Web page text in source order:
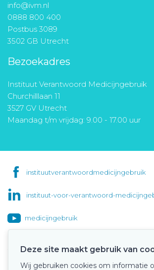
info@ivm.nl
0888 800 400
Postbus 3089
3502 GB Utrecht
Bezoekadres
Instituut Verantwoord Medicijngebruik
Churchilllaan 11
3527 GV Utrecht
Maandag t/m vrijdag: 9.00 - 17.00 uur
instituutverantwoordmedicijngebruik
instituut-voor-verantwoord-
medicijngebruik
Deze site maakt gebruik van
Wij gebruiken cookies om informatie